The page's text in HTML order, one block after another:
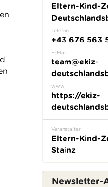
Eltern-Kind-
Telefon
+43 676 563
E-Mail
team@ekiz-
www
https://ekiz-
Veranstalter
Eltern-Kind-
Stainz
Newsletter-